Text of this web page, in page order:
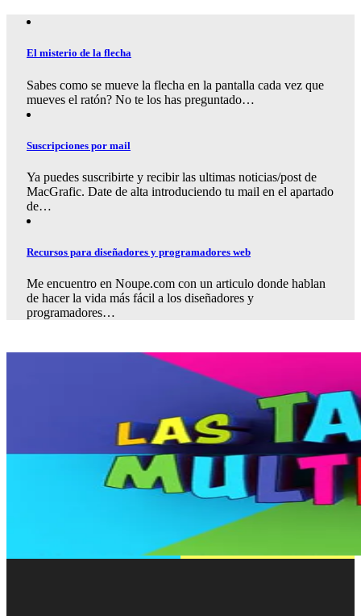
El misterio de la flecha
Sabes como se mueve la flecha en la pantalla cada vez que
mueves el ratón? No te los has preguntado…
Suscripciones por mail
Ya puedes suscribirte y recibir las ultimas noticias/post de
MacGrafic. Date de alta introduciendo tu mail en el apartado
de…
Recursos para diseñadores y programadores web
Me encuentro en Noupe.com con un articulo donde hablan
de hacer la vida más fácil a los diseñadores y
programadores…